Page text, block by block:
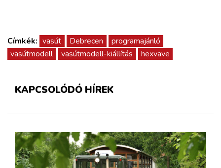
Címkék: vasút Debrecen
programajánló
vasútmodell
vasútmodell-kiállítás hexvave
KAPCSOLÓDÓ HÍREK